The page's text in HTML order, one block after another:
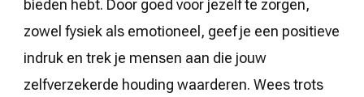
bieden hebt. Door goed voor jezelf te zorgen,
zowel fysiek als emotioneel, geef je een positieve
indruk en trek je mensen aan die jouw
zelfverzekerde houding waarderen. Wees trots